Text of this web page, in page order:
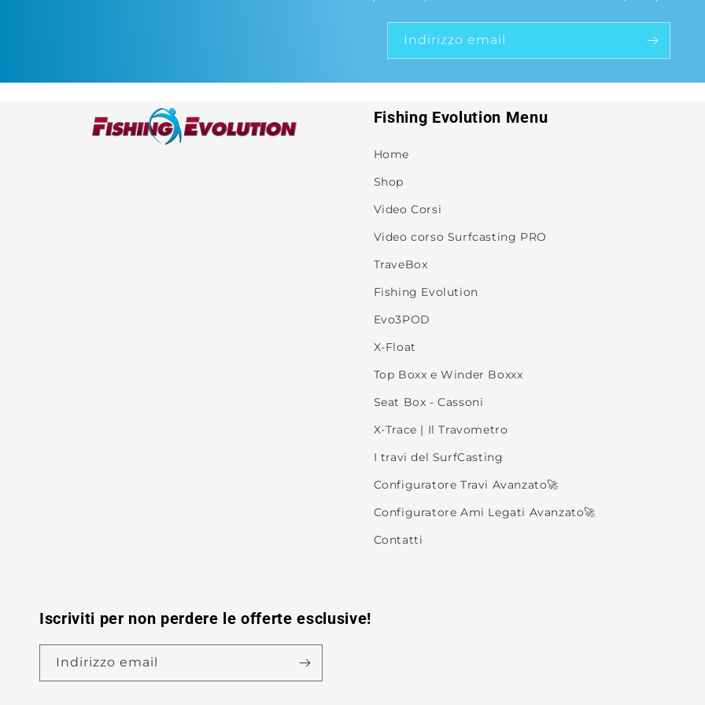
Indirizzo email
Fishing Evolution Menu
Home
Shop
Video Corsi
Video corso Surfcasting PRO
TraveBox
Fishing Evolution
Evo3POD
X-Float
Top Boxx e Winder Boxxx
Seat Box - Cassoni
X-Trace | Il Travometro
I travi del SurfCasting
Configuratore Travi Avanzato🚀
Configuratore Ami Legati Avanzato🚀
Contatti
Iscriviti per non perdere le offerte esclusive!
Indirizzo email